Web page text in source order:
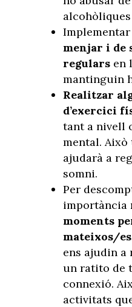
Implementar
menjar i de
regulars en
mantinguin
Realitzar
d’exercici
tant a nivell
mental. Això
ajudarà a
somni.
Per
importància
moments
mateixos/es
ens ajudin
un ratito de
connexió.
activitats